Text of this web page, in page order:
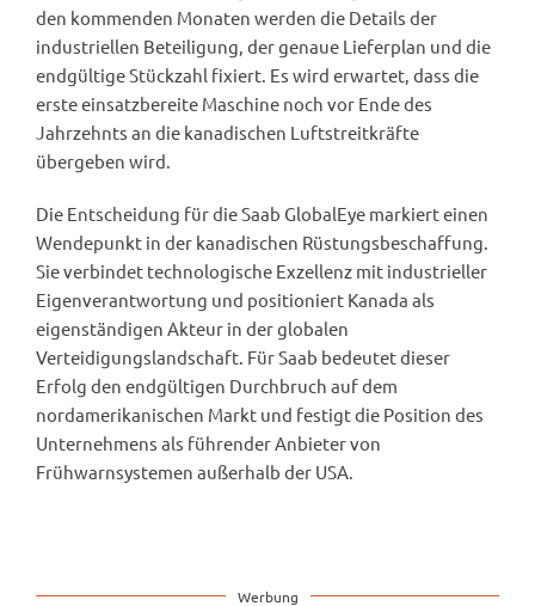
den kommenden Monaten werden die Details der
industriellen Beteiligung, der genaue Lieferplan und die
endgültige Stückzahl fixiert. Es wird erwartet, dass die
erste einsatzbereite Maschine noch vor Ende des
Jahrzehnts an die kanadischen Luftstreitkräfte
übergeben wird.
Die Entscheidung für die Saab GlobalEye markiert einen
Wendepunkt in der kanadischen Rüstungsbeschaffung.
Sie verbindet technologische Exzellenz mit industrieller
Eigenverantwortung und positioniert Kanada als
eigenständigen Akteur in der globalen
Verteidigungslandschaft. Für Saab bedeutet dieser
Erfolg den endgültigen Durchbruch auf dem
nordamerikanischen Markt und festigt die Position des
Unternehmens als führender Anbieter von
Frühwarnsystemen außerhalb der USA.
Werbung